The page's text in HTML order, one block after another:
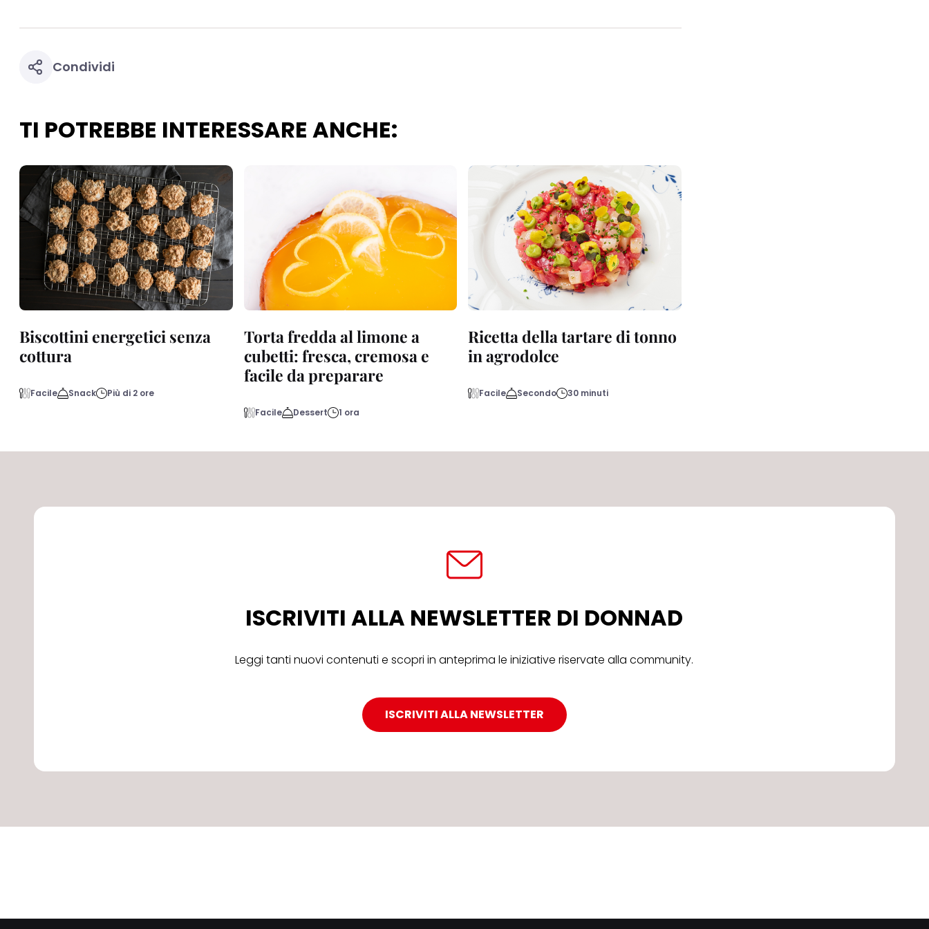
Condividi
TI POTREBBE INTERESSARE ANCHE:
Biscottini energetici senza
cottura
Facile Snack Più di 2 ore
Torta fredda al limone a
cubetti: fresca, cremosa e
facile da preparare
Facile Dessert 1 ora
Ricetta della tartare di tonno
in agrodolce
Facile Secondo 30 minuti
ISCRIVITI ALLA NEWSLETTER DI DONNAD
Leggi tanti nuovi contenuti e scopri in anteprima le iniziative riservate alla community.
ISCRIVITI ALLA NEWSLETTER